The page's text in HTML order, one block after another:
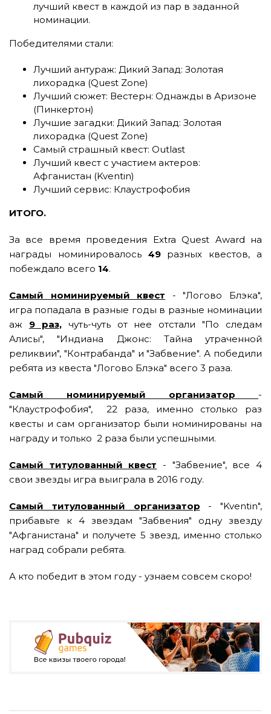
лучший квест в каждой из пар в заданной
номинации.
Победителями стали:
Лучший антураж: Дикий Запад: Золотая
лихорадка (Quest Zone)
Лучший сюжет: Вестерн: Однажды в Аризоне
(Пинкертон)
Лучшие загадки: Дикий Запад: Золотая
лихорадка (Quest Zone)
Самый страшный квест: Outlast
Лучший квест с участием актеров:
Афганистан (Kventin)
Лучший сервис: Клаустрофобия
ИТОГО.
За все время проведения Extra Quest Award на
награды номинировалось 49разных квестов, а
побеждало всего 14.
Самый номинируемый квест - "Логово Блэка",
игра попадала в разные годы в разные номинации
аж 9 раз,чуть-чуть от нее отстали "По следам
Алисы", "Индиана Джонс: Тайна утраченной
реликвии", "Контрабанда" и "Забвение". А победили
ребята из квеста "Логово Блэка" всего 3 раза.
Самый номинируемый организатор -
"Клаустрофобия", 22 раза, именно столько раз
квесты и сам организатор были номинированы на
награду и только 2 раза были успешными.
Самый титулованный квест - "Забвение", все 4
свои звезды игра выиграла в 2016 году.
Самый титулованный организатор - "Kventin",
прибавьте к 4 звездам "Забвения" одну звезду
"Афганистана" и получете 5 звезд, именно столько
наград собрали ребята.
А кто победит в этом году - узнаем совсем скоро!